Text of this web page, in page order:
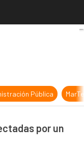
Pública
por un